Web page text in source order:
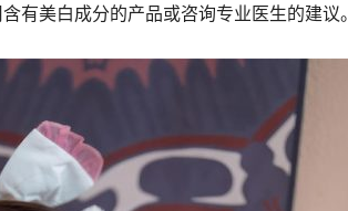
有美白成分的产品或咨询专业医生的建议。